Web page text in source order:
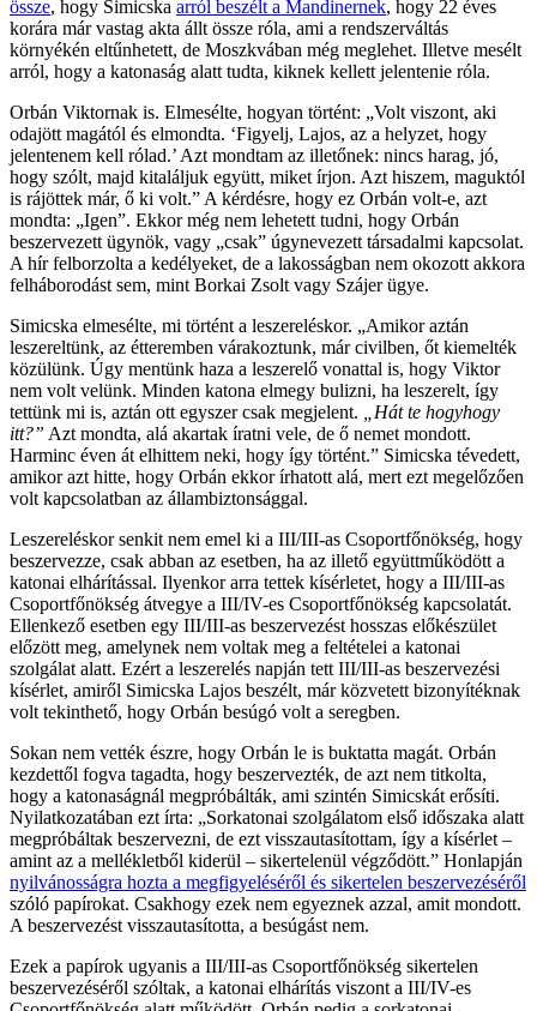
össze, hogy Simicska arról beszélt a Mandinernek, hogy 22 éves
korára már vastag akta állt össze róla, ami a rendszerváltás
környékén eltűnhetett, de Moszkvában még meglehet. Illetve mesélt
arról, hogy a katonaság alatt tudta, kiknek kellett jelentenie róla.
Orbán Viktornak is. Elmesélte, hogyan történt: „Volt viszont, aki
odajött magától és elmondta. ‘Figyelj, Lajos, az a helyzet, hogy
jelentenem kell rólad.’ Azt mondtam az illetőnek: nincs harag, jó,
hogy szólt, majd kitaláljuk együtt, miket írjon. Azt hiszem, maguktól
is rájöttek már, ő ki volt.” A kérdésre, hogy ez Orbán volt-e, azt
mondta: „Igen”. Ekkor még nem lehetett tudni, hogy Orbán
beszervezett ügynök, vagy „csak” úgynevezett társadalmi kapcsolat.
A hír felborzolta a kedélyeket, de a lakosságban nem okozott akkora
felháborodást sem, mint Borkai Zsolt vagy Szájer ügye.
Simicska elmesélte, mi történt a leszereléskor. „Amikor aztán
leszereltünk, az étteremben várakoztunk, már civilben, őt kiemelték
közülünk. Úgy mentünk haza a leszerelő vonattal is, hogy Viktor
nem volt velünk. Minden katona elmegy bulizni, ha leszerelt, így
tettünk mi is, aztán ott egyszer csak megjelent.
„Hát te hogyhogy
itt?” Azt mondta, alá akartak íratni vele, de ő nemet mondott.
Harminc éven át elhittem neki, hogy így történt.” Simicska tévedett,
amikor azt hitte, hogy Orbán ekkor írhatott alá, mert ezt megelőzően
volt kapcsolatban az állambiztonsággal.
Leszereléskor senkit nem emel ki a III/III-as Csoportfőnökség, hogy
beszervezze, csak abban az esetben, ha az illető együttműködött a
katonai elhárítással. Ilyenkor arra tettek kísérletet, hogy a III/III-as
Csoportfőnökség átvegye a III/IV-es Csoportfőnökség kapcsolatát.
Ellenkező esetben egy III/III-as beszervezést hosszas előkészület
előzött meg, amelynek nem voltak meg a feltételei a katonai
szolgálat alatt. Ezért a leszerelés napján tett III/III-as beszervezési
kísérlet, amiről Simicska Lajos beszélt, már közvetett bizonyítéknak
volt tekinthető, hogy Orbán besúgó volt a seregben.
Sokan nem vették észre, hogy Orbán le is buktatta magát. Orbán
kezdettől fogva tagadta, hogy beszervezték, de azt nem titkolta,
hogy a katonaságnál megpróbálták, ami szintén Simicskát erősíti.
Nyilatkozatában ezt írta: „Sorkatonai szolgálatom első időszaka alatt
megpróbáltak beszervezni, de ezt visszautasítottam, így a kísérlet –
amint az a mellékletből kiderül – sikertelenül végződött.” Honlapján
nyilvánosságra hozta a megfigyeléséről és sikertelen beszervezéséről
szóló papírokat. Csakhogy ezek nem egyeznek azzal, amit mondott.
A beszervezést visszautasította, a besúgást nem.
Ezek a papírok ugyanis a III/III-as Csoportfőnökség sikertelen
beszervezéséről szóltak, a katonai elhárítás viszont a III/IV-es